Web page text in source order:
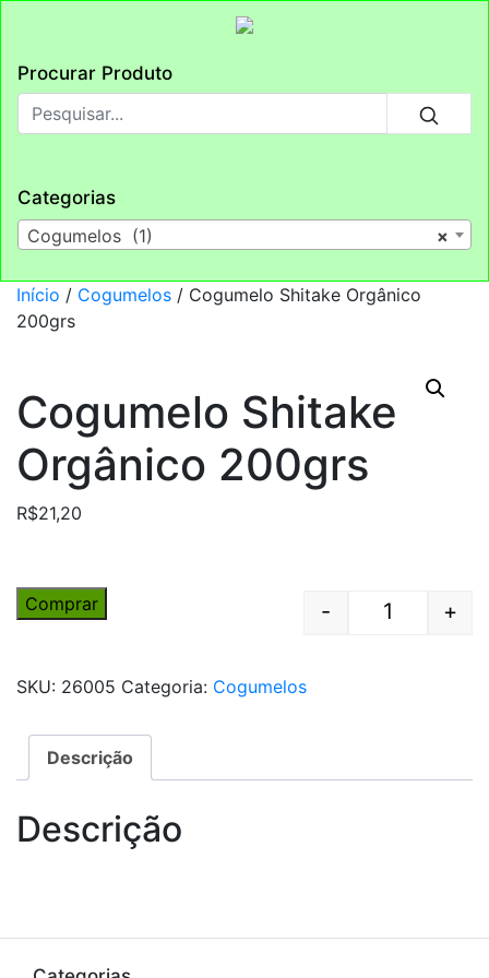
Procurar Produto
Categorias
×
Cogumelos (1)
Início / Cogumelos / Cogumelo Shitake Orgânico
200grs
Cogumelo Shitake
Orgânico 200grs
R$21,20
Quantity
- +
Comprar
SKU: 26005 Categoria: Cogumelos
Descrição
Descrição